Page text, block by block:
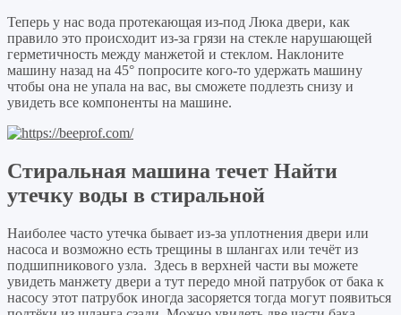
Теперь у нас вода протекающая из-под Люка двери, как
правило это происходит из-за грязи на стекле нарушающей
герметичность между манжетой и стеклом. Наклоните
машину назад на 45° попросите кого-то удержать машину
чтобы она не упала на вас, вы сможете подлезть снизу и
увидеть все компоненты на машине.
Стиральная машина течет Найти
утечку воды в стиральной
Наиболее часто утечка бывает из-за уплотнения двери или
насоса и возможно есть трещины в шлангах или течёт из
подшипникового узла. Здесь в верхней части вы можете
увидеть манжету двери а тут передо мной патрубок от бака к
насосу этот патрубок иногда засоряется тогда могут появиться